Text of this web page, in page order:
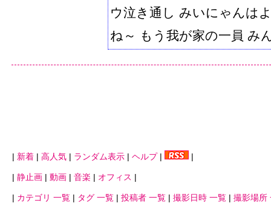
ウ泣き通し みいにゃんは
ね～ もう我が家の一員 み
| 新着 | 高人気 | ランダム表示 | ヘルプ| |
| 静止画 | 動画 | 音楽 | オフィス |
| カテゴリ 一覧 | タグ 一覧 | 投稿者 一覧 | 撮影日時 一覧 | 撮影場所